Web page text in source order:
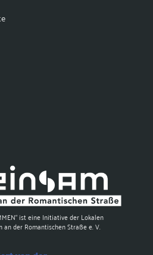
ist eine Initiative der Lokalen
an der Romantischen Straße e. V.